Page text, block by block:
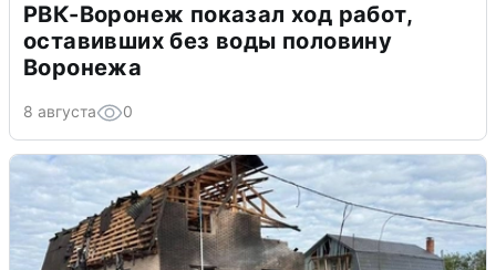
РВК-Воронеж показал ход работ,
оставивших без воды половину
Воронежа
8 августа 0